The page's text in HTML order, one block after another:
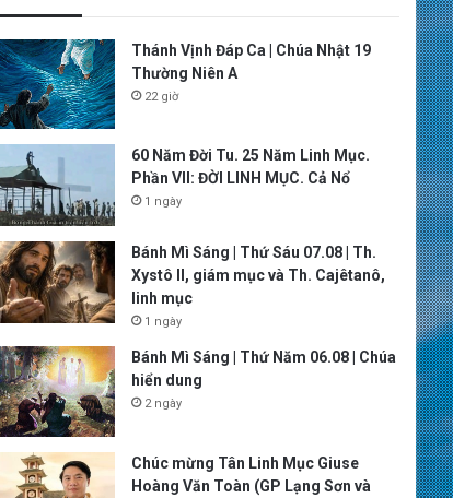
Thánh Vịnh Đáp Ca | Chúa Nhật 19
Thường Niên A
22 giờ
60 Năm Đời Tu. 25 Năm Linh Mục.
Phần VII: ĐỜI LINH MỤC. Cả Nổ
1 ngày
Bánh Mì Sáng | Thứ Sáu 07.08 | Th.
Xystô II, giám mục và Th. Cajêtanô,
linh mục
1 ngày
Bánh Mì Sáng | Thứ Năm 06.08 | Chúa
hiển dung
2 ngày
Chúc mừng Tân Linh Mục Giuse
Hoàng Văn Toàn (GP Lạng Sơn và